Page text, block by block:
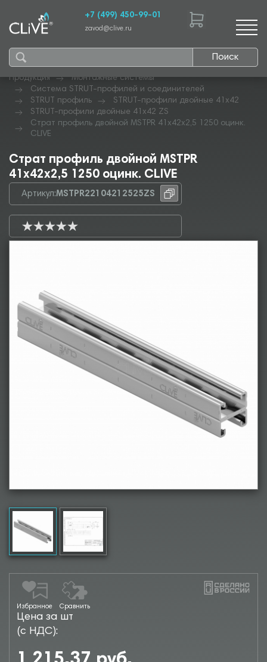
Поиск
+7 (499) 450-99-01
zavod@clive.ru
Продукция
Монтажные системы
Система STRUT-профилей и соединителей
STRUT профиль
STRUT-профили двойные 41х42
STRUT-профили двойные 41х42 ZS
Страт профиль двойной MSTPR 41х42х2,5 1250 оцинк.
CLIVE
Страт профиль двойной MSTPR
41х42х2,5 1250 оцинк. CLIVE
Артикул:MSTPR22104212525ZS
Избранное Сравнить
Цена за шт
(с НДС):